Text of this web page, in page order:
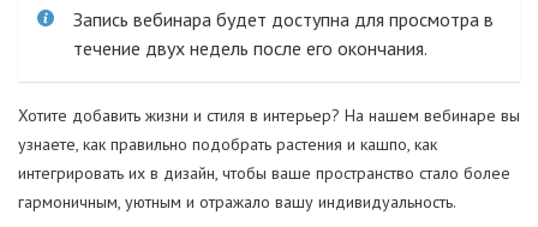
Запись вебинара будет доступна для просмотра в
течение двух недель после его окончания.
Хотите добавить жизни и стиля в интерьер? На нашем вебинаре вы
узнаете, как правильно подобрать растения и кашпо, как
интегрировать их в дизайн, чтобы ваше пространство стало более
гармоничным, уютным и отражало вашу индивидуальность.